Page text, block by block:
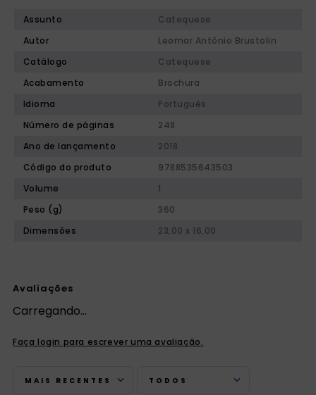
Assunto
Catequese
Autor
Leomar Antônio Brustolin
Catálogo
Catequese
Acabamento
Brochura
Idioma
Português
Número de páginas
248
Ano de lançamento
2018
Código do produto
9788535643503
Volume
1
Peso (g)
360
Dimensões
23,00 x 16,00
Avaliações
Carregando…
Faça login para escrever uma avaliação.
MAIS RECENTES TODOS